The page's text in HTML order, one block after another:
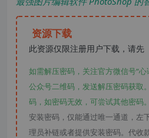
资源下载
此资源仅限注册用户下载，请先
如需解压密码，关注官方微信号“
公众号二维码，发送解压密码获取
码，如密码无效，可尝试其他密码。
安装密码，仅能通过唯一通道，左
理员补链或者提供安装密码。代收